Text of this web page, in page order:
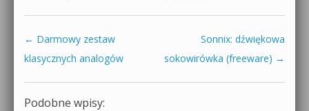
Zobacz wpisy
← Darmowy zestaw
klasycznych analogów
Sonnix: dźwiękowa
sokowirówka (freeware) →
Podobne wpisy: